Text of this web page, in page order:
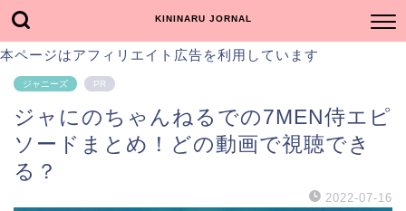
KININARU JORNAL
本ページはアフィリエイト広告を利用しています
ジャニーズ PR
ジャにのちゃんねるでの7MEN侍エピ
ソードまとめ！どの動画で視聴でき
る？
2022-07-16